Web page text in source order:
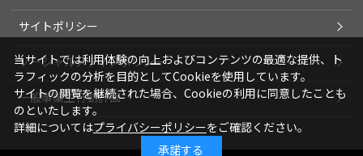
サイトポリシー
ソーシャルメディアポリシー
一般事業主行動計画
当サイトでは利用体験の向上およびコンテンツの最適な提供、ト
ラフィックの分析を目的としてCookieを使用しています。
サイトの閲覧を継続された場合、Cookieの利用に同意したことも
のといたします。
詳細についてはプライバシーポリシーをご確認ください。
承諾する